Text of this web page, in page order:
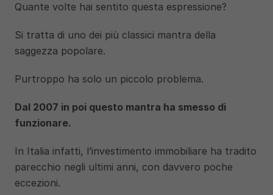
Quante volte hai sentito questa espressione?
Si tratta di uno dei più classici mantra della
saggezza popolare.
Purtroppo ha solo un piccolo problema.
Dal 2007 in poi questo mantra ha smesso di
funzionare.
In Italia infatti, l’investimento immobiliare ha tradito
parecchio negli ultimi anni, con davvero poche
eccezioni.